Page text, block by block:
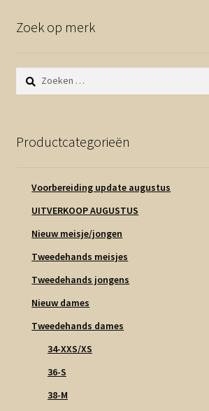
Zoek op merk
Zoeken
naar:
Productcategorieën
Voorbereiding update augustus
UITVERKOOP AUGUSTUS
Nieuw meisje/jongen
Tweedehands meisjes
Tweedehands jongens
Nieuw dames
Tweedehands dames
34-XXS/XS
36-S
38-M